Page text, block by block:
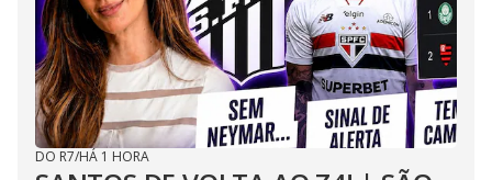
DO R7/HÁ 1 HORA